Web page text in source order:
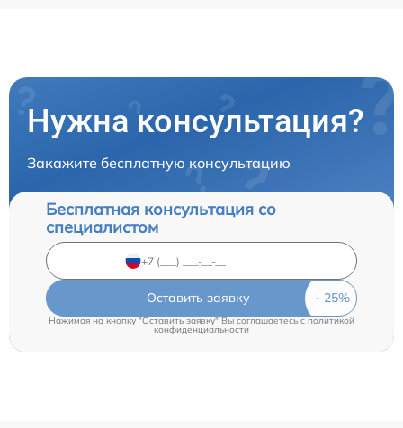
Нужна консультация?
Закажите бесплатную консультацию
Бесплатная консультация со
специалистом
Оставить заявку
Нажимая на кнопку "Оставить заявку" Вы соглашаетесь c политикой
конфиденциальности